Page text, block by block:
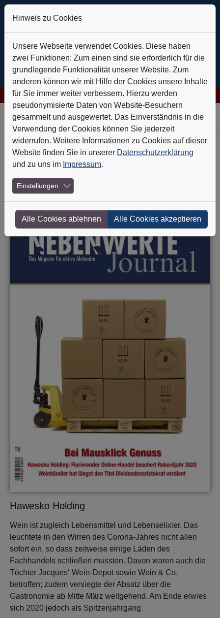
AG: Verlässlich auf Kurs+++Daldrup & Söhne: Geothermie
Skip to main navigation
Skip to main content
Skip to page footer
Heft-Archiv
Nr. 4 - April 2021
Bei Mausklick Genuss
Hawesko Holding
Wein ist zugleich Lebensmittel und Lebenselixier. Das
leuchtete in den Wirren des Corona-Jahres nicht allen
sofort ein, so dass zeitweise einige Läden des
Fachhandels schließen mussten. Davon waren auch die
Töchter Jacques‘ Wein-Depot sowie Wein & Co.
betroffen; zudem versiegte der Absatz über die
Gastronomie ab Mitte März weitgehend. Am Ende erwies
sich 2020 jedoch als Spitzenjahrgang.
Hinweis zu Cookies
Unsere Webseite verwendet Cookies. Diese haben
zwei Funktionen: Zum einen sind sie erforderlich für die
grundlegende Funktionalität unserer Website. Zum
anderen können wir mit Hilfe der Cookies unsere Inhalte
für Sie immer weiter verbessern. Hierzu werden
pseudonymisierte Daten von Website-Besuchern
gesammelt und ausgewertet. Das Einverständnis in die
Verwendung der Cookies können Sie jederzeit
widerrufen. Weitere Informationen zu Cookies auf dieser
Website finden Sie in unserer Datenschutzerklärung
und zu uns im Impressum.
Einstellungen
Alle Cookies ablehnen Alle Cookies akzeptieren